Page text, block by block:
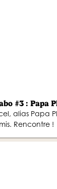
#3 : Papa
alias Papa
Rencontre !